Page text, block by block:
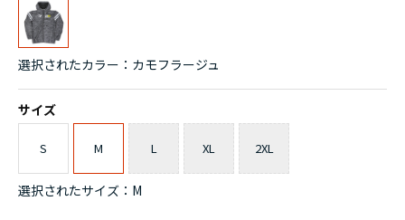
選択されたカラー：カモフラージュ
サイズ
S M L XL 2XL
選択されたサイズ：M